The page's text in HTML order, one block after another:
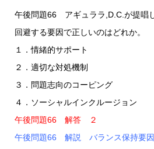
午後問題66 アギュララ,D.C.が提唱
回避する要因で正しいのはどれか。
１．情緒的サポート
２．適切な対処機制
３．問題志向のコーピング
４．ソーシャルインクルージョン
午後問題66 解答 ２
午後問題66 解説 バランス保持要因